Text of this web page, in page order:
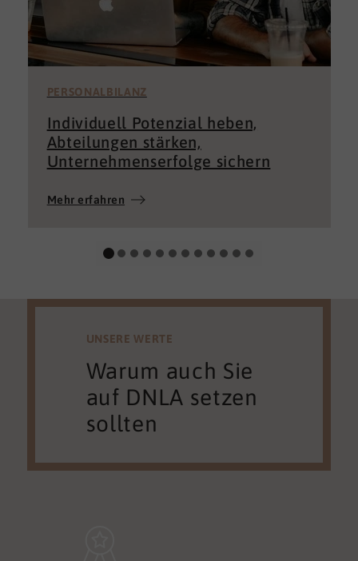
PERSONALBILANZ
Individuell Potenzial heben,
Abteilungen stärken,
Unternehmenserfolge sichern
Mehr erfahren
UNSERE WERTE
Warum auch Sie
auf DNLA setzen
sollten